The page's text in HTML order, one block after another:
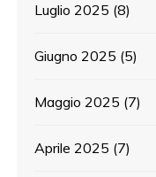
Luglio 2025 (8)
Giugno 2025 (5)
Maggio 2025 (7)
Aprile 2025 (7)